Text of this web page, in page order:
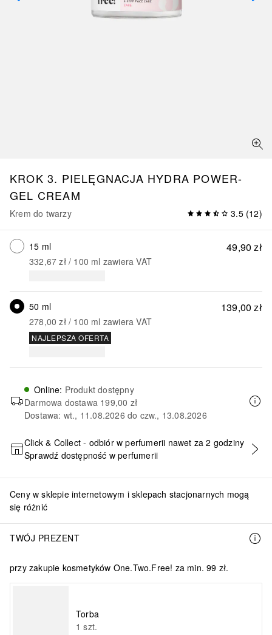
KROK 3. PIELĘGNACJA HYDRA POWER-
GEL CREAM
Krem do twarzy 3.5(12)
49,90 zł
15 ml
332,67 zł / 100 ml zawiera VAT
139,00 zł
50 ml
278,00 zł / 100 ml zawiera VAT
NAJLEPSZA OFERTA
Online: Produkt dostępny
Darmowa dostawa 199,00 zł
Dostawa: wt., 11.08.2026 do czw., 13.08.2026
DODAJ DO KOSZYKA
Click & Collect - odbiór w perfumerii nawet za 2 godziny
Sprawdź dostępność w perfumerii
Ceny w sklepie internetowym i sklepach stacjonarnych mogą
się różnić
TWÓJ PREZENT
przy zakupie kosmetyków One.Two.Free! za min. 99 zł.
Torba
1 szt.